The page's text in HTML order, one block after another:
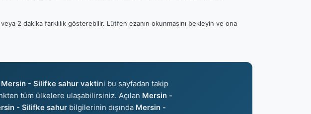
veya 2 dakika farklılık gösterebilir. Lütfen ezanın okunmasını bekleyin ve ona
Mersin - Silifke sahur vaktini bu sayfadan takip
tüm ülkelere ulaşabilirsiniz. Açılan Mersin -
- Silifke sahurbilgilerinin dışında Mersin -